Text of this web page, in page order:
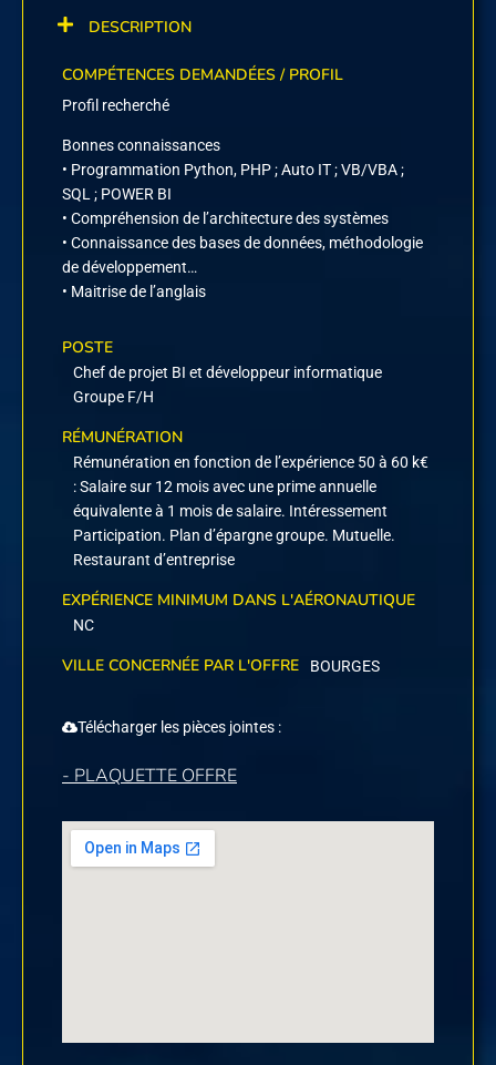
DESCRIPTION
COMPÉTENCES DEMANDÉES / PROFIL
Profil recherché
Bonnes connaissances
• Programmation Python, PHP ; Auto IT ; VB/VBA ;
SQL ; POWER BI
• Compréhension de l’architecture des systèmes
• Connaissance des bases de données, méthodologie
de développement…
• Maitrise de l’anglais
POSTE
Chef de projet BI et développeur informatique
Groupe F/H
RÉMUNÉRATION
Rémunération en fonction de l’expérience 50 à 60 k€
: Salaire sur 12 mois avec une prime annuelle
équivalente à 1 mois de salaire. Intéressement
Participation. Plan d’épargne groupe. Mutuelle.
Restaurant d’entreprise
EXPÉRIENCE MINIMUM DANS L'AÉRONAUTIQUE
NC
VILLE CONCERNÉE PAR L'OFFRE BOURGES
Télécharger les pièces jointes :
- PLAQUETTE OFFRE